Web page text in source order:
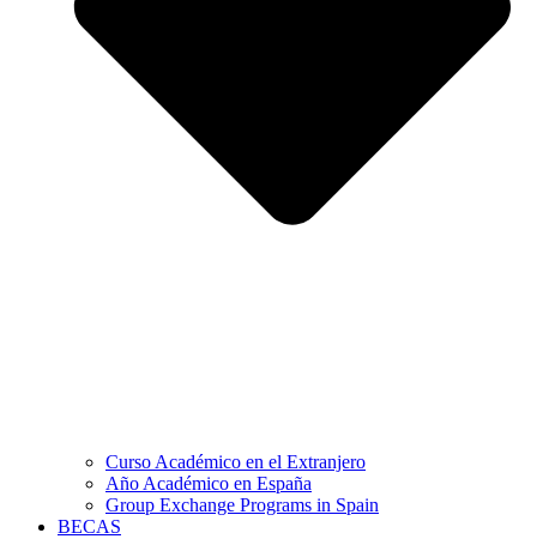
Curso Académico en el Extranjero
Año Académico en España
Group Exchange Programs in Spain
BECAS